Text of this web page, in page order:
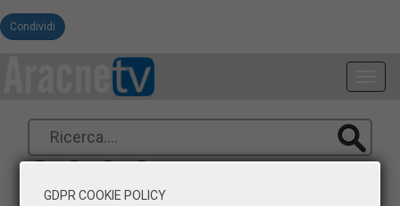
Condividi
GDPR COOKIE POLICY